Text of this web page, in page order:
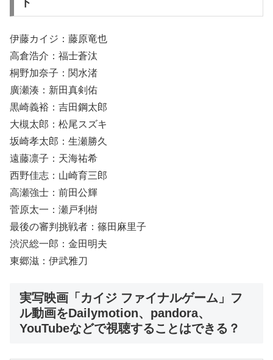
ト
伊藤カイジ：藤原竜也
高倉浩介：福士蒼汰
桐野加奈子：関水渚
廣瀬湊：新田真剣佑
黒崎義裕：吉田鋼太郎
大槻太郎：松尾スズキ
坂崎孝太郎：生瀬勝久
遠藤凛子：天海祐希
西野佳志：山崎育三郎
高瀬強士：前田公輝
菅原太一：瀬戸利樹
最後の審判挑戦者：篠田麻里子
渋沢総一郎：金田明夫
東郷滋：伊武雅刀
実写映画「カイジ ファイナルゲーム」フ
ル動画をDailymotion、pandora、
YouTubeなどで視聴することはできる？